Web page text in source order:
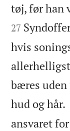
tøj, før han
27
hvis
bæres
hud og hår.
ansvaret